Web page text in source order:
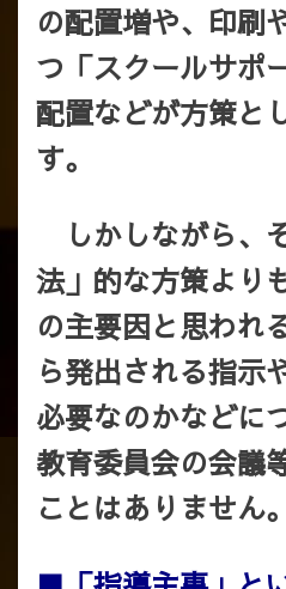
の配置増や、印刷
つ「スクールサポ
配置などが方策と
す。
しかしながら、
法」的な方策より
の主要因と思われ
ら発出される指示
必要なのかなどに
教育委員会の会議
ことはありません。